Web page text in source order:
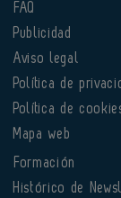
FAQ
Publicidad
Aviso legal
Política de
Política de
Mapa web
Formación
Histórico de